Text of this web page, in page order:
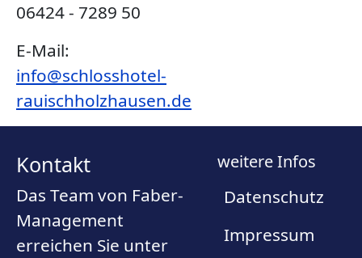
06424 - 7289 50
E-Mail:
info@schlosshotel-
rauischholzhausen.de
Kontakt
Das Team von Faber-
Management
erreichen Sie unter
weitere Infos
Datenschutz
Impressum